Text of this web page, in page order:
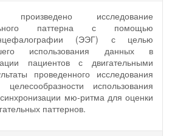
произведено исследование
паттерна с помощью
(ЭЭГ) с целью
использования данных в
пациентов с двигательными
проведенного исследования
целесообразности использования
мю-ритма для оценки
паттернов.